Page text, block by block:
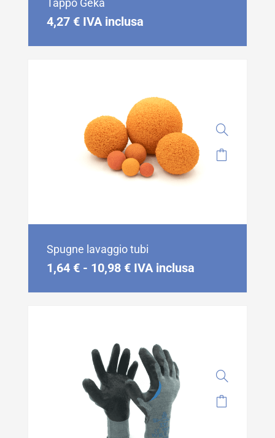
Tappo Geka
4,27 € IVA inclusa
Spugne lavaggio tubi
1,64 € - 10,98 € IVA inclusa